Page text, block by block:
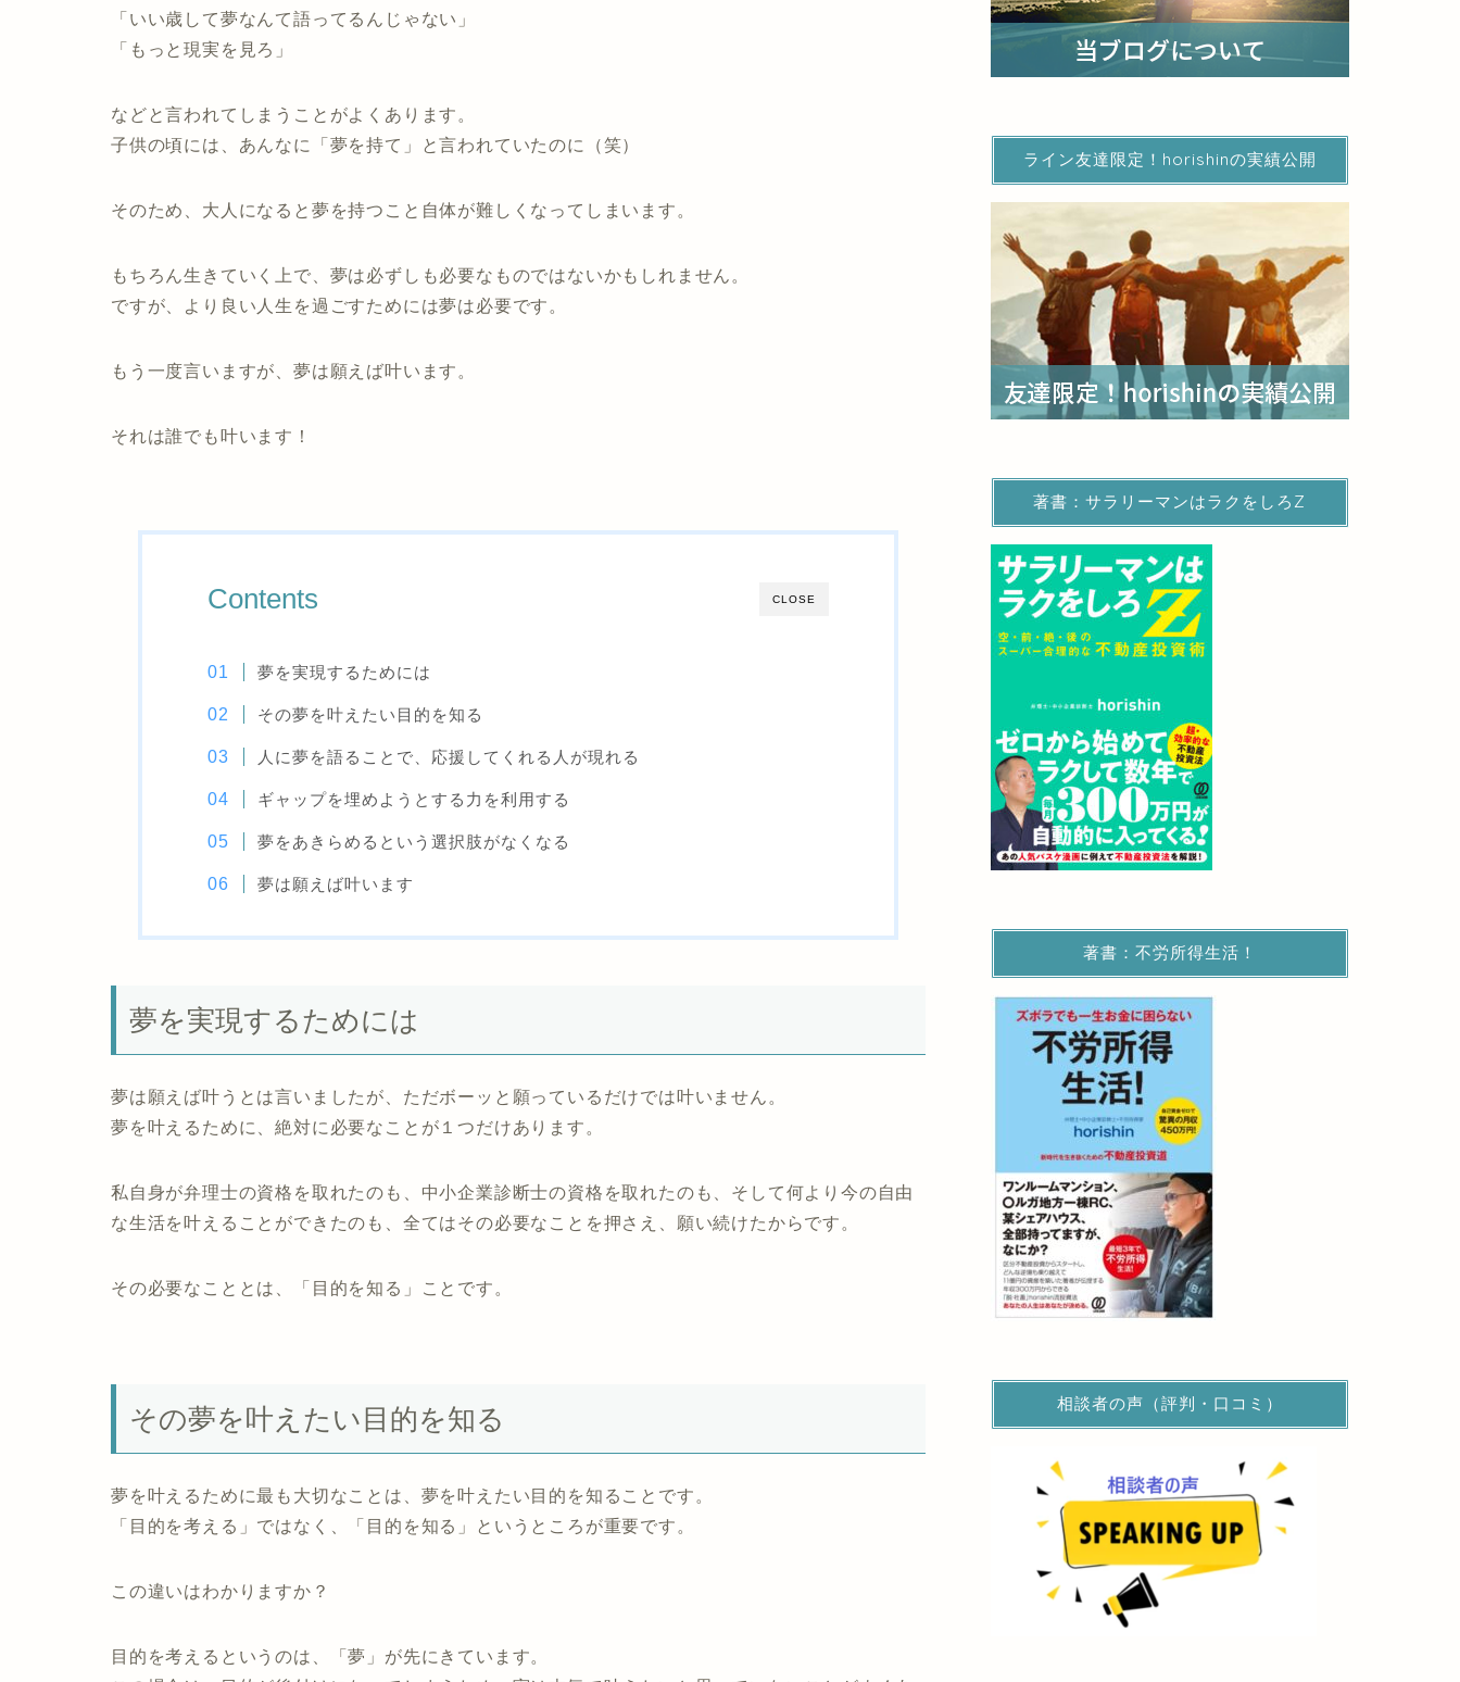
「いい歳して夢なんて語ってるんじゃない」
「もっと現実を見ろ」
などと言われてしまうことがよくあります。
子供の頃には、あんなに「夢を持て」と言われていたのに（笑）
そのため、大人になると夢を持つこと自体が難しくなってしまいます。
もちろん生きていく上で、夢は必ずしも必要なものではないかもしれません。
ですが、
より良い人生を過ごすためには夢は必要です。
もう一度言いますが、夢は願えば叶います。
それは誰でも叶います！
CLOSE
Contents
夢を実現するためには
その夢を叶えたい目的を知る
人に夢を語ることで、応援してくれる人が現れる
ギャップを埋めようとする力を利用する
夢をあきらめるという選択肢がなくなる
夢は願えば叶います
夢を実現するためには
夢は願えば叶うとは言いましたが、ただボーッと願っているだけでは叶いません。
夢を叶えるために、絶対に必要なことが１つだけあります。
私自身が弁理士の資格を取れたのも、中小企業診断士の資格を取れたのも、そして何より今の自由
な生活を叶えることができたのも、全てはその必要なことを押さえ、願い続けたからです。
その必要なこととは、 「目的を知る」 ことです。
その夢を叶えたい目的を知る
夢を叶えるために最も大切なことは、夢を叶えたい目的を知ることです。
「目的を考える」ではなく、「目的を知る」というところが重要です。
この違いはわかりますか？
目的を考えるというのは、「夢」が先にきています。
ライン友達限定！horishinの実績公開
著書：サラリーマンはラクをしろZ
著書：不労所得生活！
相談者の声（評判・口コミ）